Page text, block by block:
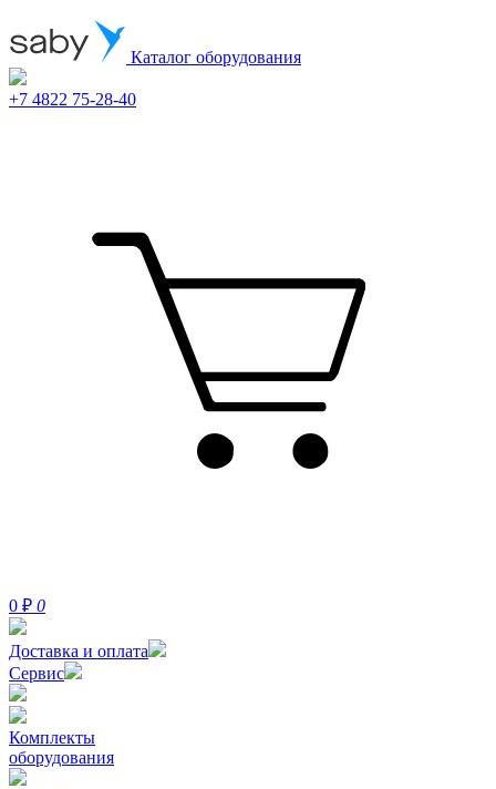
Каталог оборудования
+7 4822 75-28-40
0 ₽ 0
Доставка и оплата
Сервис
Комплекты
оборудования